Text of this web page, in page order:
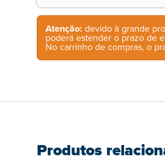
Atenção: devido à grande
poderá estender o prazo de
No carrinho de compras, o
Produtos